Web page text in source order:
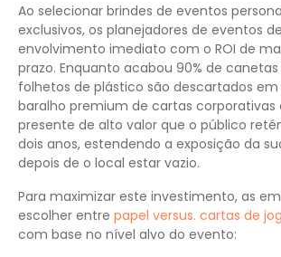
Ao selecionar brindes de eventos
exclusivos, os planejadores de eventos
envolvimento imediato com o ROI de
prazo. Enquanto acabou 90% de
folhetos de plástico são descartados
baralho premium de cartas
presente de alto valor que o público
dois anos, estendendo a exposição da
depois de o local estar vazio.
Para maximizar este investimento, as
escolher entre papel versus. cartas de
com base no nível alvo do evento: